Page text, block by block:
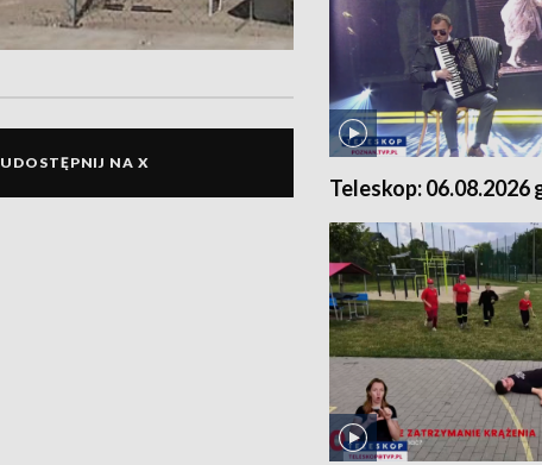
UDOSTĘPNIJ NA X
Teleskop: 06.08.2026